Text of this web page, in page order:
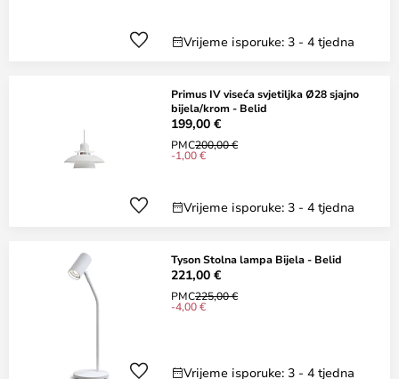
Vrijeme isporuke: 3 - 4 tjedna
Primus IV viseća svjetiljka Ø28 sjajno
bijela/krom - Belid
199,00 €
PMC200,00 €
-1,00 €
Vrijeme isporuke: 3 - 4 tjedna
Tyson Stolna lampa Bijela - Belid
221,00 €
PMC225,00 €
-4,00 €
Vrijeme isporuke: 3 - 4 tjedna